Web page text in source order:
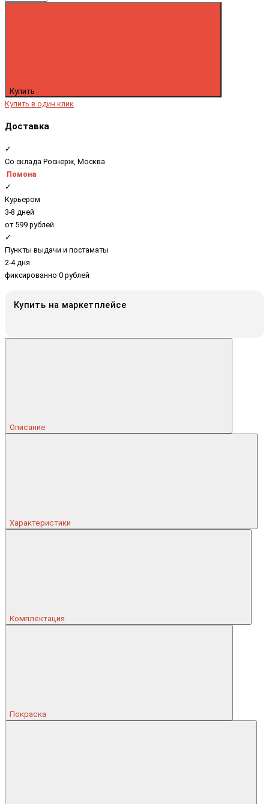
Купить
Купить в один клик
Доставка
✓
Со склада Роснерж, Москва
Помона
✓
Курьером
3-8 дней
от 599 рублей
✓
Пункты выдачи и постаматы
2-4 дня
фиксированно 0 рублей
Купить на маркетплейсе
Описание
Характеристики
Комплектация
Покраска